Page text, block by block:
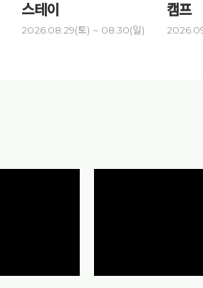
스테이
2026.08.29(토) ~ 08.30(일)
캠프